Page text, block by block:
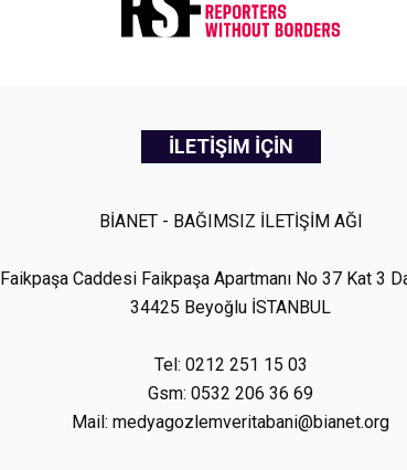
İLETİŞİM İÇİN
BİANET - BAĞIMSIZ İLETİŞİM AĞI
Faikpaşa Caddesi Faikpaşa Apartmanı No 37 Kat 3
34425 Beyoğlu İSTANBUL
Tel: 0212 251 15 03
Gsm: 0532 206 36 69
Mail: medyagozlemveritabani@bianet.org